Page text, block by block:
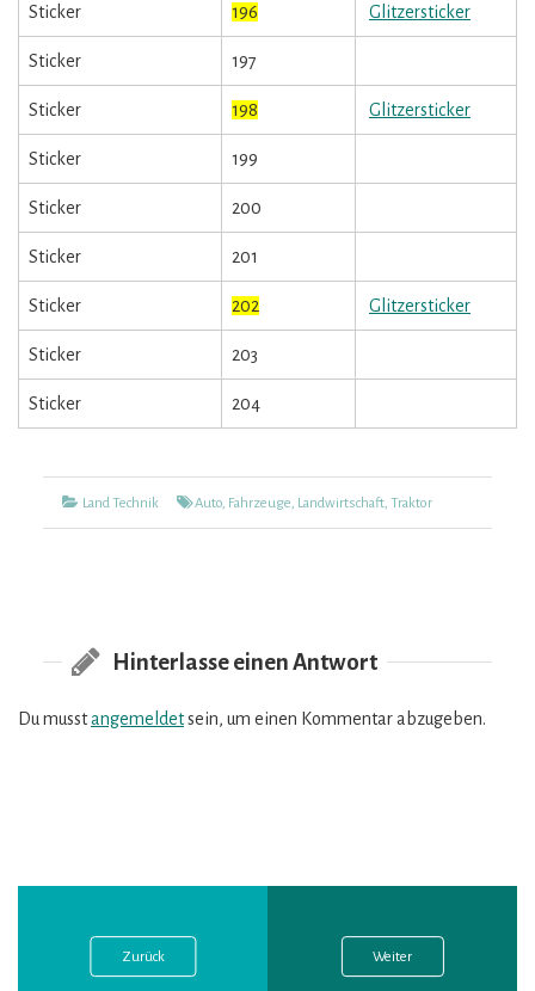
Sticker 196 Glitzersticker
Sticker 197
Sticker 198 Glitzersticker
Sticker 199
Sticker 200
Sticker 201
Sticker 202 Glitzersticker
Sticker 203
Sticker 204
Kategorien
Land Technik TagsAuto, Fahrzeuge, Landwirtschaft,Traktor
Hinterlasse einen Antwort
Du musstangemeldetsein, um einen Kommentar abzugeben.
Zurück Weiter